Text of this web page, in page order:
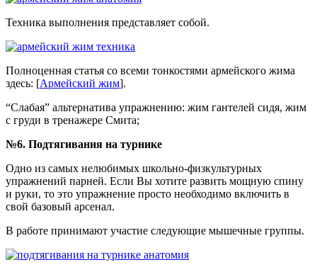
Техника выполнения представляет собой.
Полноценная статья со всеми тонкостями армейского жима
здесь: [Армейский жим].
“Слабая” альтернатива упражнению: жим гантелей сидя, жим
с груди в тренажере Смита;
№6. Подтягивания на турнике
Одно из самых нелюбимых школьно-физкультурных
упражнений парней. Если Вы хотите развить мощную спину
и руки, то это упражнение просто необходимо включить в
свой базовый арсенал.
В работе принимают участие следующие мышечные группы.